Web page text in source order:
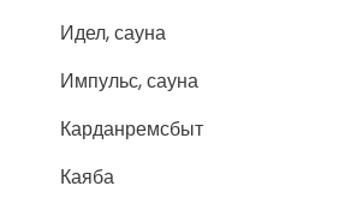
Идел, сауна
Импульс, сауна
Карданремсбыт
Каяба